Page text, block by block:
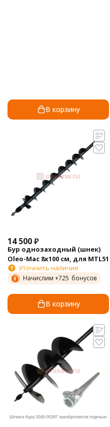
В корзину
14 500₽
Бур однозаходный (шнек)
Oleo-Mac 8х100 см, для MTL51
Уточнить наличие
Начислим +725 бонусов
В корзину